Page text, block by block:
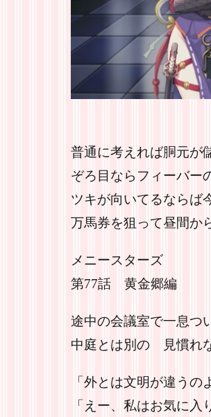
普通に考えれば胴元が
ぞろ目ならフィーバー
ツキが向いてるならば
万馬券を狙って昼間か
メニースターズ
第77話 黄金郷編
途中の会議室で一息つ
中庭とは別の 見慣れ
「外とは文明が違う
「えー、私はお気に